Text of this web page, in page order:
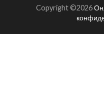
Copyright ©2026